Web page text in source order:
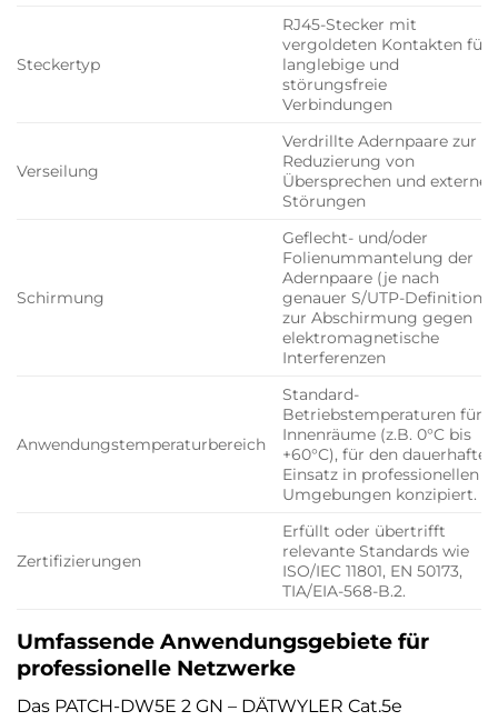
Steckertyp
RJ45-Stecker mit
vergoldeten Kontakten für
langlebige und
störungsfreie
Verbindungen
Verseilung
Verdrillte Adernpaare zur
Reduzierung von
Übersprechen und externen
Störungen
Schirmung
Geflecht- und/oder
Folienummantelung der
Adernpaare (je nach
genauer S/UTP-Definition)
zur Abschirmung gegen
elektromagnetische
Interferenzen
Anwendungstemperaturbereich
Standard-
Betriebstemperaturen für
Innenräume (z.B. 0°C bis
+60°C), für den dauerhaften
Einsatz in professionellen
Umgebungen konzipiert.
Zertifizierungen
Erfüllt oder übertrifft
relevante Standards wie
ISO/IEC 11801, EN 50173,
TIA/EIA-568-B.2.
Umfassende Anwendungsgebiete für
professionelle Netzwerke
Das PATCH-DW5E 2 GN – DÄTWYLER Cat.5e